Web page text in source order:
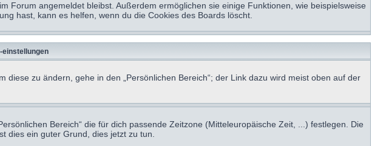
Forum angemeldet bleibst. Außerdem ermöglichen sie einige Funktionen, wie beispielsweise
hast, kann es helfen, wenn du die Cookies des Boards löscht.
einstellungen
zu ändern, gehe in den „Persönlichen Bereich“; der Link dazu wird meist oben auf der
Bereich“ die für dich passende Zeitzone (Mitteleuropäische Zeit, ...) festlegen. Die
dies ein guter Grund, dies jetzt zu tun.